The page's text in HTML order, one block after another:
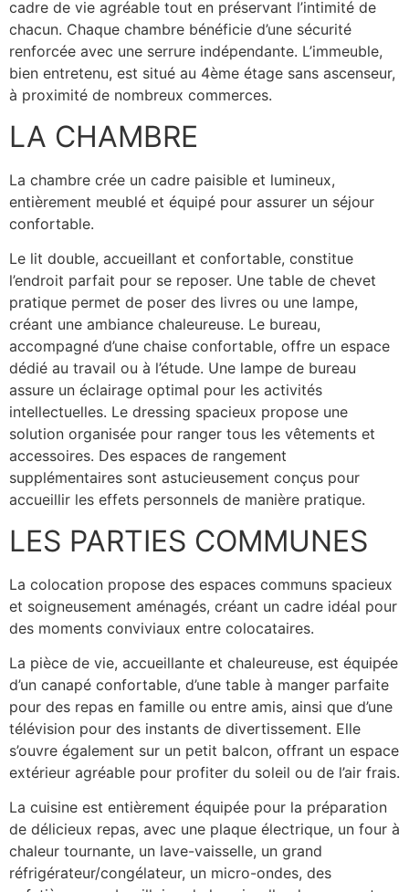
cadre de vie agréable tout en préservant l’intimité de
chacun. Chaque chambre bénéficie d’une sécurité
renforcée avec une serrure indépendante. L’immeuble,
bien entretenu, est situé au 4ème étage sans ascenseur,
à proximité de nombreux commerces.
LA CHAMBRE
La chambre crée un cadre paisible et lumineux,
entièrement meublé et équipé pour assurer un séjour
confortable.
Le lit double, accueillant et confortable, constitue
l’endroit parfait pour se reposer. Une table de chevet
pratique permet de poser des livres ou une lampe,
créant une ambiance chaleureuse. Le bureau,
accompagné d’une chaise confortable, offre un espace
dédié au travail ou à l’étude. Une lampe de bureau
assure un éclairage optimal pour les activités
intellectuelles. Le dressing spacieux propose une
solution organisée pour ranger tous les vêtements et
accessoires. Des espaces de rangement
supplémentaires sont astucieusement conçus pour
accueillir les effets personnels de manière pratique.
LES PARTIES COMMUNES
La colocation propose des espaces communs spacieux
et soigneusement aménagés, créant un cadre idéal pour
des moments conviviaux entre colocataires.
La pièce de vie, accueillante et chaleureuse, est équipée
d’un canapé confortable, d’une table à manger parfaite
pour des repas en famille ou entre amis, ainsi que d’une
télévision pour des instants de divertissement. Elle
s’ouvre également sur un petit balcon, offrant un espace
extérieur agréable pour profiter du soleil ou de l’air frais.
La cuisine est entièrement équipée pour la préparation
de délicieux repas, avec une plaque électrique, un four à
chaleur tournante, un lave-vaisselle, un grand
réfrigérateur/congélateur, un micro-ondes, des